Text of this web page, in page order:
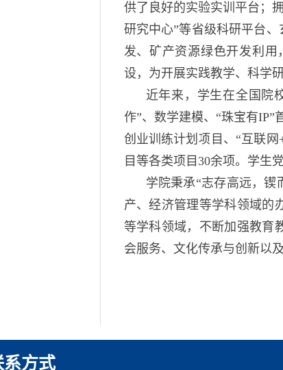
供了良好的实验实训平台；
研究中心”等省级科研平台
发、矿产资源绿色开发利
设，为开展实践教学、科学
近年来，学生在全国院
作”、数学建模、“珠宝有
创业训练计划项目、“互联
目等各类项目30余项。学生
学院秉承“志存高远，锲
产、经济管理等学科领域的
等学科领域，不断加强教育
会服务、文化传承与创新以
方式